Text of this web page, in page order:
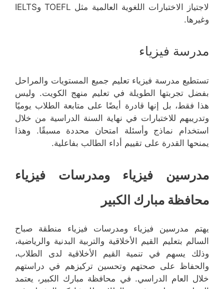
لاجتياز الاختبارات اللغوية العالمية مثل TOEFL وIELTS
وغيرها.
مدرسة فيزياء
تستطيع مدرسة فيزياء تعليم جميع المستويات والمراحل
بفضل تجربتها الطويلة في تعليم منهج الكويت. وليس
هذا فقط، بل إنها قادرة أيضًا على متابعة الطلاب يوميًا
وتدريبهم للاختبارات في نهاية السنة الدراسية من خلال
استخدام نماذج وأسئلة امتحان محددة مسبقًا. وهذا
يمنحها القدرة على تقييم أداء الطالب بفاعلية.
مدرسين فيزياء ومدرسات فيزياء
محافظة مبارك الكبير
يهتم مدرسين فيزياء ومدرسات فيزياء منطقة صباح
السالم بتعليم القيم الأخلاقية والتربية البدنية والرياضية،
وذلك يسهم في تنمية القيم الأخلاقية لدى الطلاب،
والحفاظ على صحتهم وتحسين تركيزهم في دراستهم
خلال العام الدراسي. في محافظة مبارك الكبير، يعتمد